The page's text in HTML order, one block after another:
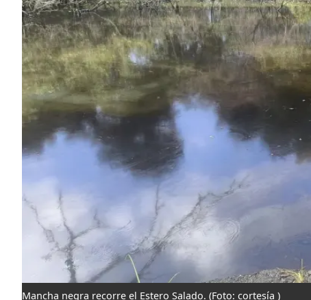
Mancha negra recorre el Estero Salado. (Foto: cortesía )